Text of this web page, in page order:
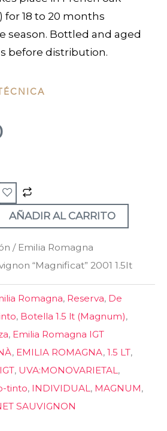
for 18 to 20 months
season. Bottled and aged
before distribution.
AÑADIR AL CARRITO
/ Emilia Romagna
“Magnificat” 2001 1.5lt
Romagna, Reserva, De
, Botella 1.5 lt (Magnum),
, Emilia Romagna IGT
, EMILIA ROMAGNA, 1.5 LT,
, UVA:MONOVARIETAL ,
tinto, INDIVIDUAL , MAGNUM,
SAUVIGNON